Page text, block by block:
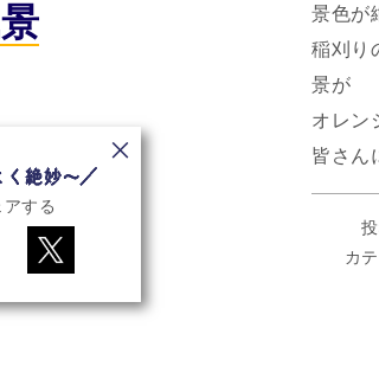
景色が
稲刈り
景が
オレン
皆さん
アする
カ